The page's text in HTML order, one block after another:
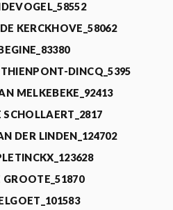
KERCKHOVE_58062
DINCQ_5395
MELKEBEKE_92413
DER LINDEN_124702
GROOTE_51870